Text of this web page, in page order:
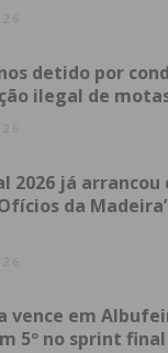
uma diferença de
Imediato
newsletter por
detido por
ilegal de
2026 já arrancou
da
vence em
5º no sprint final